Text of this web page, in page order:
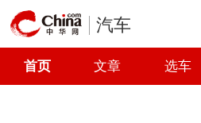
汽车
首页 文章 选车